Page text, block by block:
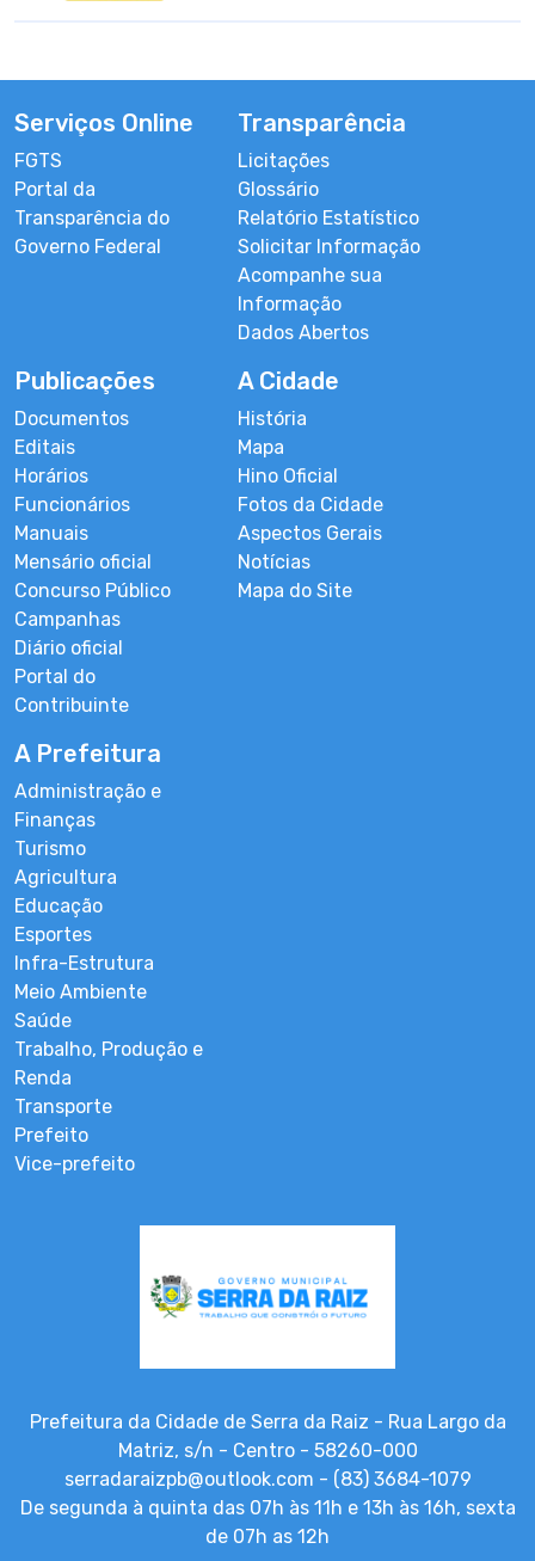
Serviços Online
FGTS
Portal da
Transparência do
Governo Federal
Transparência
Licitações
Glossário
Relatório Estatístico
Solicitar Informação
Acompanhe sua
Informação
Dados Abertos
Publicações
Documentos
Editais
Horários
Funcionários
Manuais
Mensário oficial
Concurso Público
Campanhas
Diário oficial
Portal do
Contribuinte
A Cidade
História
Mapa
Hino Oficial
Fotos da Cidade
Aspectos Gerais
Notícias
Mapa do Site
A Prefeitura
Administração e
Finanças
Turismo
Agricultura
Educação
Esportes
Infra-Estrutura
Meio Ambiente
Saúde
Trabalho, Produção e
Renda
Transporte
Prefeito
Vice-prefeito
Prefeitura da Cidade de Serra da Raiz - Rua Largo da
Matriz, s/n - Centro - 58260-000
serradaraizpb@outlook.com - (83) 3684-1079
De segunda à quinta das 07h às 11h e 13h às 16h, sexta
de 07h as 12h